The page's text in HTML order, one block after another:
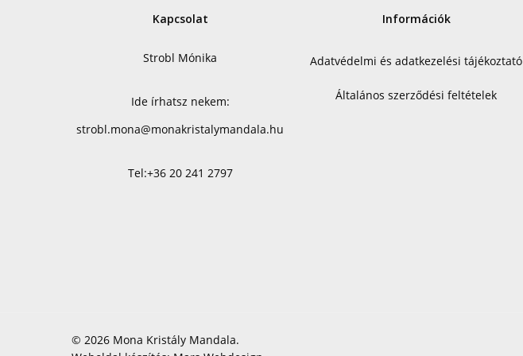
Kapcsolat
Strobl Mónika
Ide írhatsz nekem:
strobl.mona@monakristalymandala.hu
Tel:+36 20 241 2797
Információk
Adatvédelmi és adatkezelési tájékoztató
Általános szerződési feltételek
© 2026 Mona Kristály Mandala.